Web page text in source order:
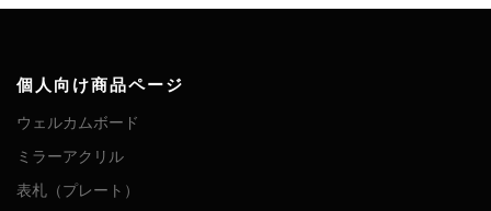
個人向け商品ページ
ウェルカムボード
ミラーアクリル
表札（プレート）